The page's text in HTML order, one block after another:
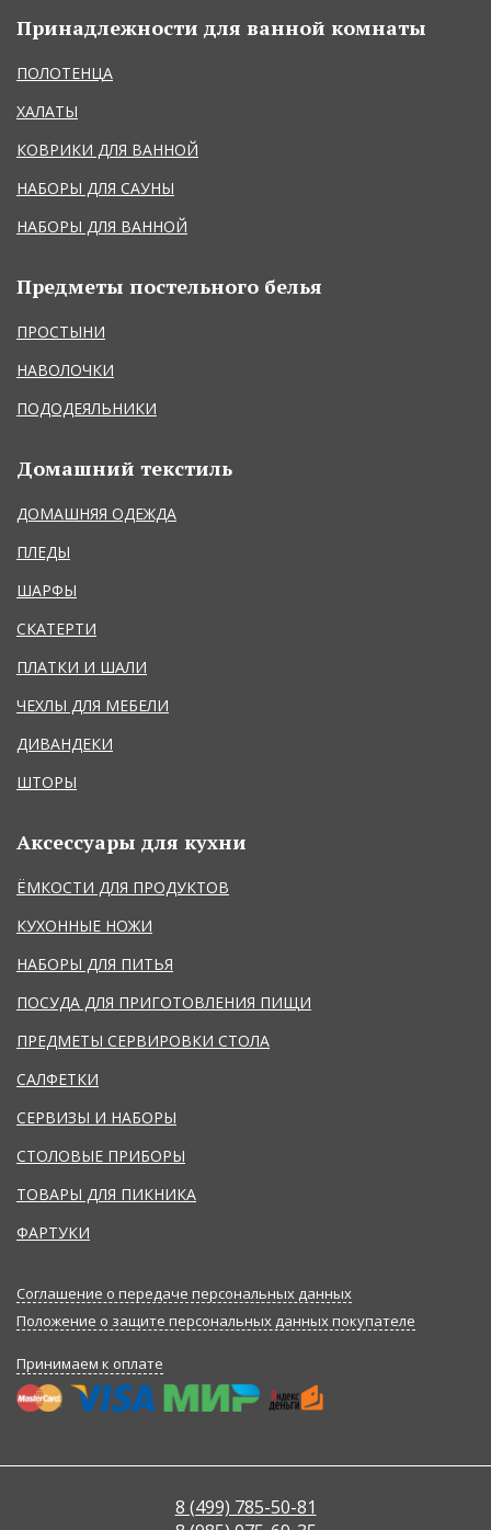
Принадлежности для ванной комнаты
ПОЛОТЕНЦА
ХАЛАТЫ
КОВРИКИ ДЛЯ ВАННОЙ
НАБОРЫ ДЛЯ САУНЫ
НАБОРЫ ДЛЯ ВАННОЙ
Предметы постельного белья
ПРОСТЫНИ
НАВОЛОЧКИ
ПОДОДЕЯЛЬНИКИ
Домашний текстиль
ДОМАШНЯЯ ОДЕЖДА
ПЛЕДЫ
ШАРФЫ
СКАТЕРТИ
ПЛАТКИ И ШАЛИ
ЧЕХЛЫ ДЛЯ МЕБЕЛИ
ДИВАНДЕКИ
ШТОРЫ
Аксессуары для кухни
ЁМКОСТИ ДЛЯ ПРОДУКТОВ
КУХОННЫЕ НОЖИ
НАБОРЫ ДЛЯ ПИТЬЯ
ПОСУДА ДЛЯ ПРИГОТОВЛЕНИЯ ПИЩИ
ПРЕДМЕТЫ СЕРВИРОВКИ СТОЛА
САЛФЕТКИ
СЕРВИЗЫ И НАБОРЫ
СТОЛОВЫЕ ПРИБОРЫ
ТОВАРЫ ДЛЯ ПИКНИКА
ФАРТУКИ
Соглашение о передаче персональных данных
Положение о защите персональных данных покупателе
Принимаем к оплате
8 (499) 785-50-81